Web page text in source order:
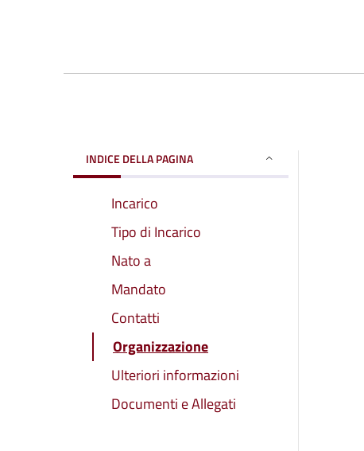
INDICE DELLA PAGINA
Incarico
Tipo di Incarico
Nato a
Mandato
Contatti
Organizzazione
Ulteriori informazioni
Documenti e Allegati